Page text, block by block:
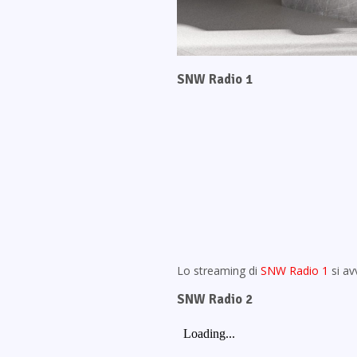
SNW Radio 1
Lo streaming di SNW Radio 1 si
SNW Radio 2